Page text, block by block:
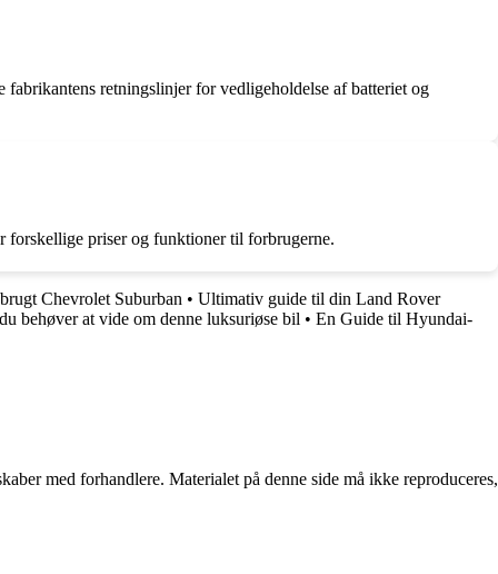
retningslinjer for vedligeholdelse af batteriet og
priser og funktioner til forbrugerne.
Chevrolet Suburban • Ultimativ guide til din Land Rover
behøver at vide om denne luksuriøse bil • En Guide til Hyundai-
med forhandlere. Materialet på denne side må ikke reproduceres,